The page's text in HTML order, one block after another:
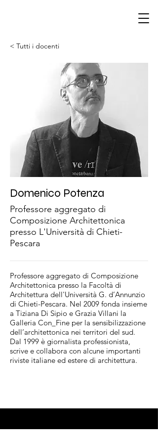
< Tutti i docenti
Domenico Potenza
Professore aggregato di
Composizione Architettonica
presso L'Università di Chieti-
Pescara
Professore aggregato di Composizione
Architettonica presso la Facoltà di
Architettura dell'Università G. d’Annunzio
di Chieti-Pescara. Nel 2009 fonda insieme
a Tiziana Di Sipio e Grazia Villani la
Galleria Con_Fine per la sensibilizzazione
dell’architettonica nei territori del sud.
Dal 1999 è giornalista professionista,
scrive e collabora con alcune importanti
riviste italiane ed estere di architettura.